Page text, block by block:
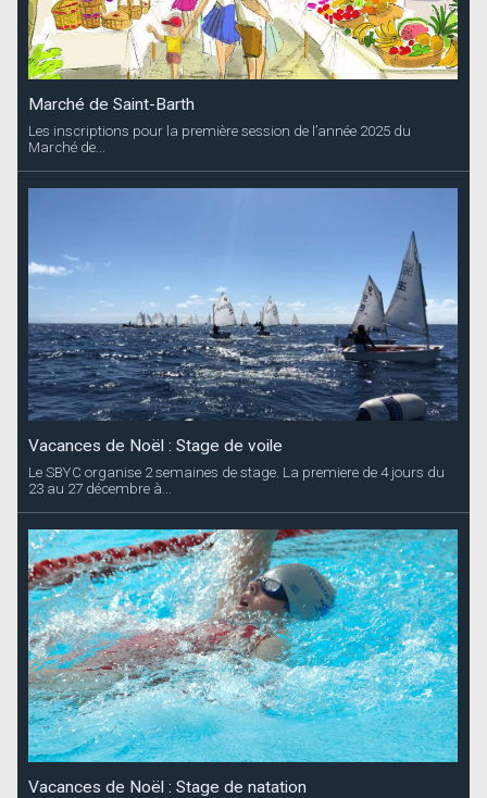
Marché de Saint-Barth
Les inscriptions pour la première session de l’année 2025 du
Marché de...
Vacances de Noël : Stage de voile
Le SBYC organise 2 semaines de stage. La premiere de 4 jours du
23 au 27 décembre à...
Vacances de Noël : Stage de natation